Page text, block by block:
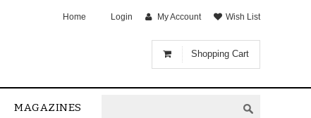
Shopping Cart
Home Login My Account Wish List
MAGAZINES